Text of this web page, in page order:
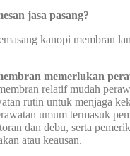
jasa pasang?
kanopi membran
memerlukan
relatif mudah
rutin untuk menjaga
umum termasuk
dan debu, serta
atau keausan.